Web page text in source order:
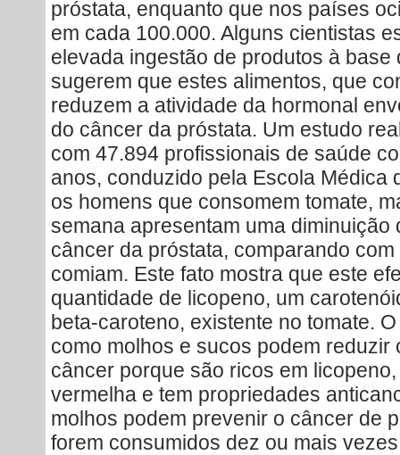
próstata, enquanto que nos países
em cada 100.000. Alguns cientistas
elevada ingestão de produtos à
sugerem que estes alimentos, que
reduzem a atividade da hormonal
do câncer da próstata. Um estudo
com 47.894 profissionais de saúde
anos, conduzido pela Escola Médica
os homens que consomem tomate,
semana apresentam uma diminuição
câncer da próstata, comparando
comiam. Este fato mostra que este
quantidade de licopeno, um
beta-caroteno, existente no tomate.
como molhos e sucos podem reduzir
câncer porque são ricos em
vermelha e tem propriedades
molhos podem prevenir o câncer de
forem consumidos dez ou mais